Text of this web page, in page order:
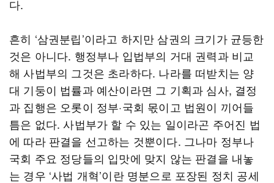
다.
흔히 ‘삼권분립’이라고 하지만 삼권의 크기가 균등한
것은 아니다. 행정부나 입법부의 거대 권력과 비교
해 사법부의 그것은 초라하다. 나라를 떠받치는 양
대 기둥이 법률과 예산이라면 그 기획과 심사, 결정
과 집행은 오롯이 정부·국회 몫이고 법원이 끼어들
틈은 없다. 사법부가 할 수 있는 일이라곤 주어진 법
에 따라 판결을 선고하는 것뿐이다. 그나마 정부나
국회 주요 정당들의 입맛에 맞지 않는 판결을 내놓
는 경우 ‘사법 개혁’이란 명분으로 포장된 정치 공세